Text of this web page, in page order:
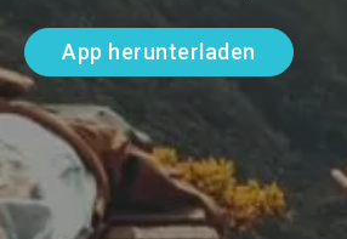
App herunterladen